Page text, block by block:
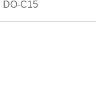
DO-C15